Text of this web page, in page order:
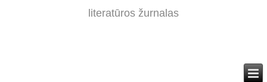
literatūros žurnalas